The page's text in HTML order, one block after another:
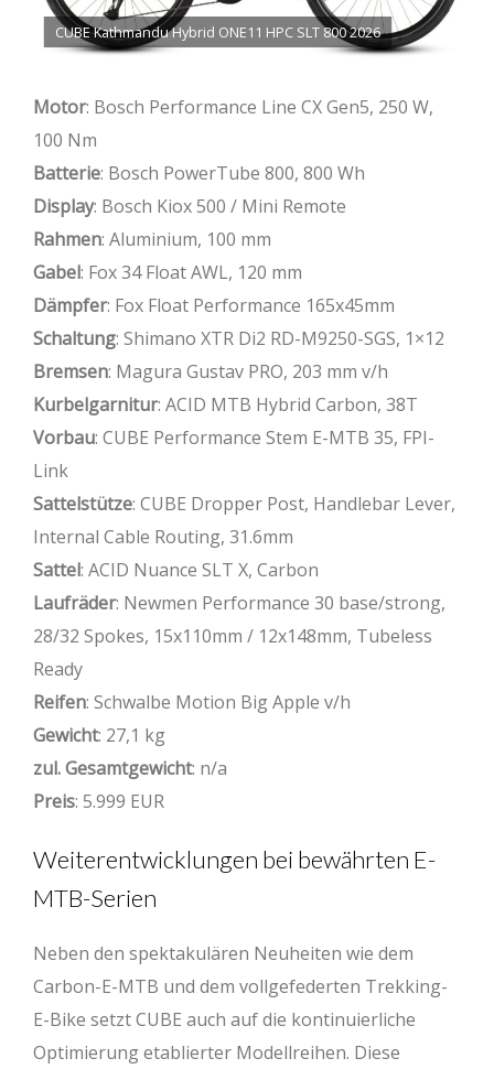
CUBE Kathmandu Hybrid ONE11 HPC SLT 800 2026
Motor: Bosch Performance Line CX Gen5, 250 W,
100 Nm
Batterie: Bosch PowerTube 800, 800 Wh
Display: Bosch Kiox 500 / Mini Remote
Rahmen: Aluminium, 100 mm
Gabel: Fox 34 Float AWL, 120 mm
Dämpfer: Fox Float Performance 165x45mm
Schaltung: Shimano XTR Di2 RD-M9250-SGS, 1×12
Bremsen: Magura Gustav PRO, 203 mm v/h
Kurbelgarnitur: ACID MTB Hybrid Carbon, 38T
Vorbau: CUBE Performance Stem E-MTB 35, FPI-
Link
Sattelstütze: CUBE Dropper Post, Handlebar Lever,
Internal Cable Routing, 31.6mm
Sattel: ACID Nuance SLT X, Carbon
Laufräder: Newmen Performance 30 base/strong,
28/32 Spokes, 15x110mm / 12x148mm, Tubeless
Ready
Reifen: Schwalbe Motion Big Apple v/h
Gewicht: 27,1 kg
zul. Gesamtgewicht: n/a
Preis: 5.999 EUR
Weiterentwicklungen bei bewährten E-
MTB-Serien
Neben den spektakulären Neuheiten wie dem
Carbon-E-MTB und dem vollgefederten Trekking-
E-Bike setzt CUBE auch auf die kontinuierliche
Optimierung etablierter Modellreihen. Diese